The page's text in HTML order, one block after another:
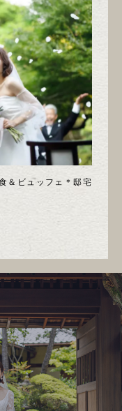
＆ビュッフェ＊邸宅